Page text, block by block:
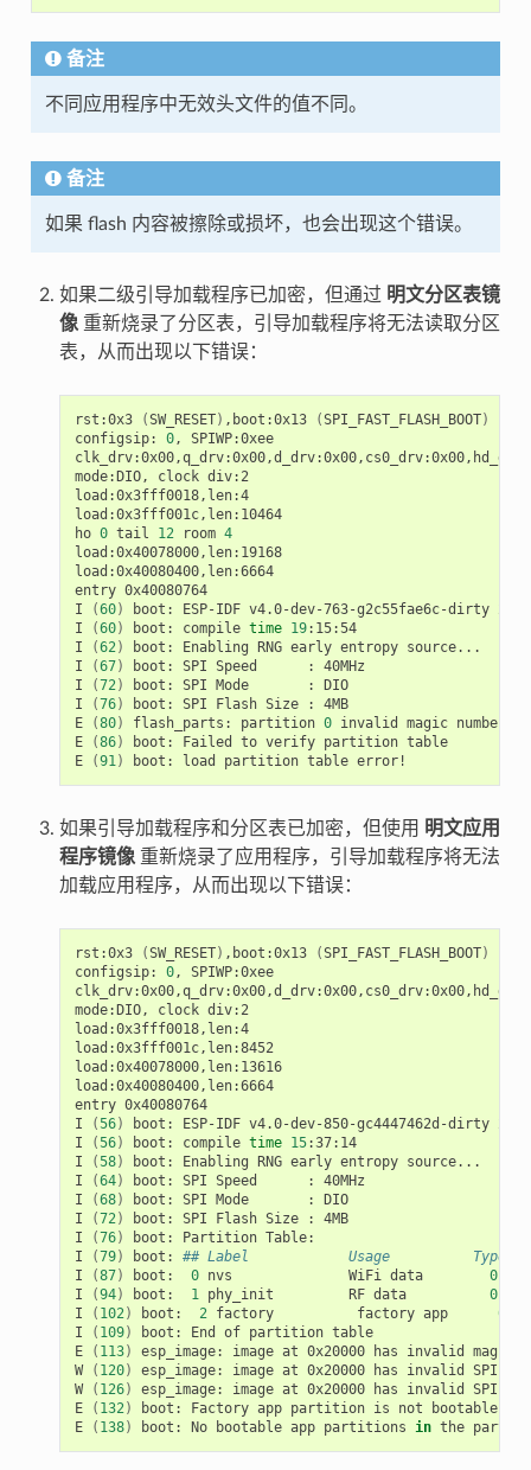
备注
不同应用程序中无效头文件的值不同。
备注
如果 flash 内容被擦除或损坏，也会出现这个错误。
如果二级引导加载程序已加密，但通过 明文分区表镜
像重新烧录了分区表，引导加载程序将无法读取分区
表，从而出现以下错误：
rst:0x3 (SW_RESET) ,boot:0x13 (SPI_FAST_FLASH_BOOT)
configsip:
0,
SPIWP:0xee
mode:DIO,
clock div:2
load:0x3fff0018,len:4
load:0x3fff001c,len:10464
ho 0 tail 12 room 4
load:0x40078000,len:19168
load:0x40080400,len:6664
entry 0x40080764
I
(60) boot: ESP-IDF v4.0-dev-763-g2c55fae6c-dirty
I
(60) boot: compile time 19:15:54
I
(62) boot: Enabling RNG early entropy source...
I
(67) boot: SPI Speed :
40MHz
I
(72) boot: SPI Mode :
DIO
I
(76) boot: SPI Flash Size :
4MB
E
(80) flash_parts: partition 0 invalid magic number
E
(86) boot: Failed to verify partition table
E
(91) boot: load partition table
如果引导加载程序和分区表已加密，但使用 明文应用
程序镜像重新烧录了应用程序，引导加载程序将无法
加载应用程序，从而出现以下错误：
rst:0x3 (SW_RESET) ,boot:0x13 (SPI_FAST_FLASH_BOOT)
configsip:
0,
SPIWP:0xee
mode:DIO,
clock div:2
load:0x3fff0018,len:4
load:0x3fff001c,len:8452
load:0x40078000,len:13616
load:0x40080400,len:6664
entry 0x40080764
I
(56) boot: ESP-IDF v4.0-dev-850-gc4447462d-dirty
I
(56) boot: compile time 15:37:14
I
(58) boot: Enabling RNG early entropy source...
I
(64) boot: SPI Speed :
40MHz
I
(68) boot: SPI Mode :
DIO
I
(72) boot: SPI Flash Size :
4MB
I
(76) boot: Partition Table:
I
(79) boot:
## Label            Usage          Type ST
I
(87) boot: 0 nvs WiFi data 01
I
(94) boot: 1 phy_init RF data 01
I
( 102) boot: 2 factory factory app 00
I
( 109) boot: End of partition table
E
( 113) esp_image: image at 0x20000 has invalid magic
W
( 120) esp_image: image at 0x20000 has invalid SPI
W
( 126) esp_image: image at 0x20000 has invalid SPI
E
( 132) boot: Factory app partition is not
bootable
E
( 138) boot: No bootable app partitions in the